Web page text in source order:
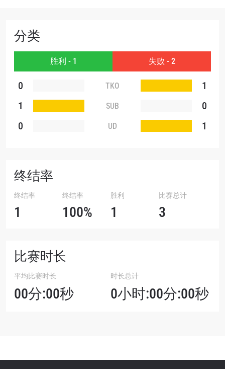
分类
胜利 - 1 失败 - 2
0 TKO
1
1
SUB
0
0
UD 1
终结率
终结率
1
终结率
100%
胜利
1
比赛总计
3
比赛时长
平均比赛时长
00分:00秒
时长总计
0小时:00分:00秒
提交此表格签署弹出免责声明，即表示您同意我们
的隐私政策，我们将收集、使用和披露您的信息。
您可以随时取消订阅这些信息。